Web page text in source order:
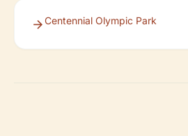
Centennial Olympic Park